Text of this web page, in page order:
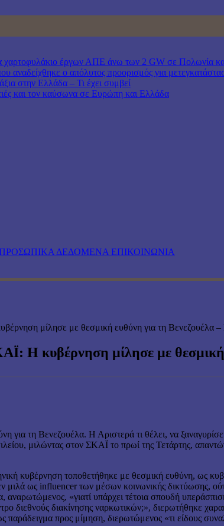
έργων ΑΠΕ άνω των 2 GW σε Πολωνία
αναδείχθηκε ο απόλυτος προορισμός για
στην Ελλάδα – Τι έχει συμβεί
και τον καύσωνα σε Ευρώπη και Ελλάδα
ΠΡΟΣΩΠΙΚΑ ΔΕΔΟΜΕΝΑ ΕΠΙΚΟΙΝΩΝΙΑ
μίλησε με θεσμική ευθύνη για τη Βενεζουέλα –
Η κυβέρνηση μίλησε με θεσμική
για τη Βενεζουέλα. Η Αριστερά τι θέλει, να
μιλώντας στον ΣΚΑΪ το πρωί της Τετάρτης,
κυβέρνηση τοποθετήθηκε με θεσμική ευθύνη, ως
ως influencer των μέσων κοινωνικής δικτύωσης,
αναρωτώμενος, «γιατί υπάρχει τέτοια σπουδή
διεθνούς διακίνησης ναρκωτικών;», διερωτήθηκε
παράδειγμα προς μίμηση, διερωτώμενος «τι είδους